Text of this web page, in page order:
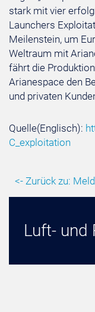
stark mit vier
Launchers
Meilenstein, um
Weltraum mit
fährt die
Arianespace den
und privaten
Quelle(Englisch):
C_exploitation
<- Zurück zu:
Luft- und